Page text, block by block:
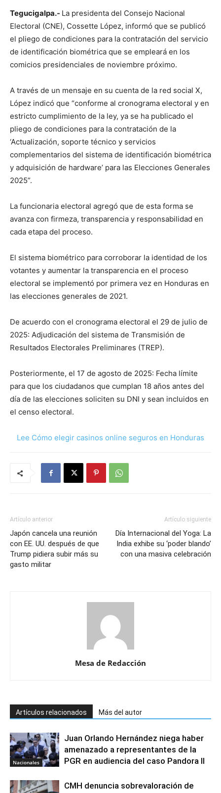
Tegucigalpa.- La presidenta del Consejo Nacional
Electoral (CNE), Cossette López, informó que se publicó
el pliego de condiciones para la contratación del servicio
de identificación biométrica que se empleará en los
comicios presidenciales de noviembre próximo.
A través de un mensaje en su cuenta de la red social X,
López indicó que “conforme al cronograma electoral y en
estricto cumplimiento de la ley, ya se ha publicado el
pliego de condiciones para la contratación de la
‘Actualización, soporte técnico y servicios
complementarios del sistema de identificación biométrica
y adquisición de hardware’ para las Elecciones Generales
2025”.
La funcionaria electoral agregó que de esta forma se
avanza con firmeza, transparencia y responsabilidad en
cada etapa del proceso.
El sistema biométrico para corroborar la identidad de los
votantes y aumentar la transparencia en el proceso
electoral se implementó por primera vez en Honduras en
las elecciones generales de 2021.
De acuerdo con el cronograma electoral el 29 de julio de
2025: Adjudicación del sistema de Transmisión de
Resultados Electorales Preliminares (TREP).
Posteriormente, el 17 de agosto de 2025: Fecha límite
para que los ciudadanos que cumplan 18 años antes del
día de las elecciones soliciten su DNI y sean incluidos en
el censo electoral.
Lee Cómo elegir casinos online seguros en Honduras
Artículo anterior
Japón cancela una reunión
con EE. UU. después de que
Trump pidiera subir más su
gasto militar
Artículo siguiente
Día Internacional del Yoga: La
India exhibe su ‘poder blando’
con una masiva celebración
Mesa de Redacción
Artículos relacionados Más del autor
Nacionales
Juan Orlando Hernández niega haber
amenazado a representantes de la
PGR en audiencia del caso Pandora II
CMH denuncia sobrevaloración de